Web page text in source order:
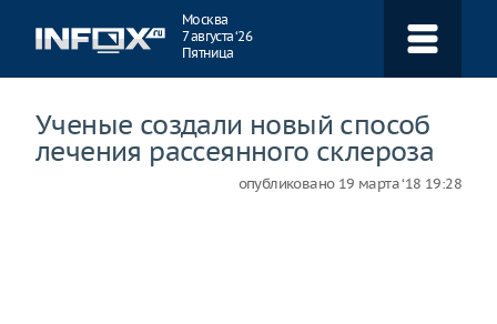
Москва
7 августа ‘26
Пятница
Ученые создали новый способ
лечения рассеянного склероза
опубликовано 19 марта ‘18 19:28